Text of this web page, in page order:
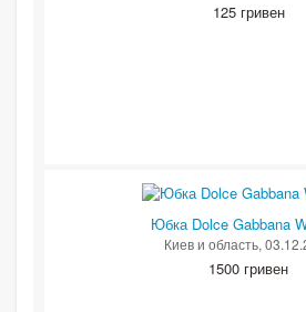
125 гривен
Юбка Dolce Gabbana
Киев и область,
1500 гривен